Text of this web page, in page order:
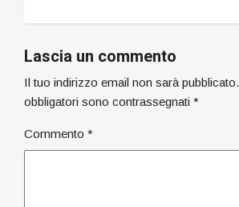
Lascia un commento
Il tuo indirizzo email non sarà pubblicato.
obbligatori sono contrassegnati *
Commento *